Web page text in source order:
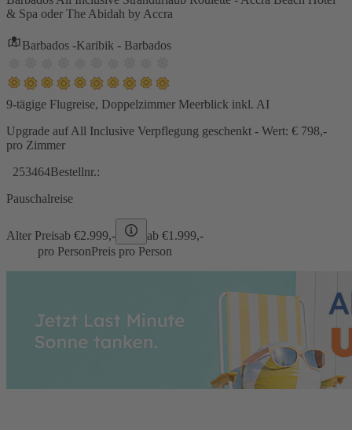
& Spa oder The Abidah by Accra
Barbados -Karibik - Barbados
9-tägige Flugreise, Doppelzimmer Meerblick inkl. AI
Upgrade auf All Inclusive Verpflegung geschenkt - Wert: € 798,-
pro Zimmer
253464Bestellnr.:
Pauschalreise
Alter Preisab €2.999,- ab €1.999,-
pro PersonPreis pro Person